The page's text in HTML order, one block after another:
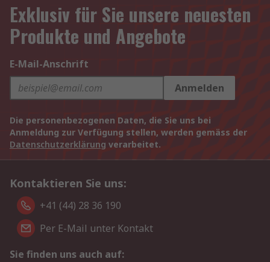
Exklusiv für Sie unsere neuesten
Produkte und Angebote
E-Mail-Anschrift
Anmelden
Die personenbezogenen Daten, die Sie uns bei
Anmeldung zur Verfügung stellen, werden gemäss der
Datenschutzerklärung verarbeitet.
Kontaktieren Sie uns:
+41 (44) 28 36 190
Per E-Mail unter Kontakt
Sie finden uns auch auf: